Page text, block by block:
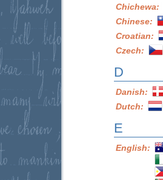
Chichewa:
Chinese:
Croatian:
Czech:
D
Danish:
Dutch:
E
English: